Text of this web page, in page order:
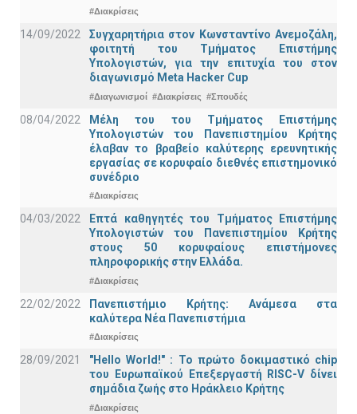
#Διακρίσεις
14/09/2022
Συγχαρητήρια στον Κωνσταντίνο Ανεμοζάλη,
φοιτητή του Τμήματος Επιστήμης
Υπολογιστών, για την επιτυχία του στον
διαγωνισμό Meta Hacker Cup
#Διαγωνισμοί #Διακρίσεις #Σπουδές
08/04/2022
Μέλη του του Τμήματος Επιστήμης
Υπολογιστών του Πανεπιστημίου Κρήτης
έλαβαν το βραβείο καλύτερης ερευνητικής
εργασίας σε κορυφαίο διεθνές επιστημονικό
συνέδριο
#Διακρίσεις
04/03/2022
Επτά καθηγητές του Τμήματος Επιστήμης
Υπολογιστών του Πανεπιστημίου Κρήτης
στους 50 κορυφαίους επιστήμονες
πληροφορικής στην Ελλάδα.
#Διακρίσεις
22/02/2022
Πανεπιστήμιο Κρήτης: Ανάμεσα στα
καλύτερα Νέα Πανεπιστήμια
#Διακρίσεις
28/09/2021
"Hello World!" : Το πρώτο δοκιμαστικό chip
του Ευρωπαϊκού Επεξεργαστή RISC-V δίνει
σημάδια ζωής στο Ηράκλειο Κρήτης
#Διακρίσεις